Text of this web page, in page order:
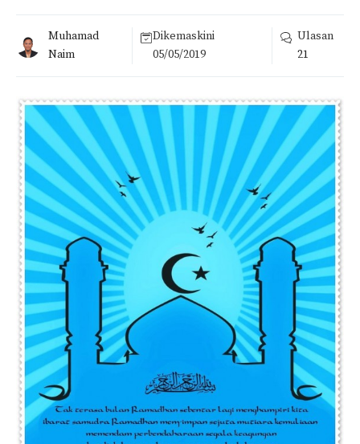
Muhamad
Naim
Dikemaskini
05/05/2019
Ulasan
21